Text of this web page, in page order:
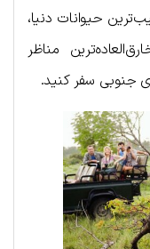
حیوانات دنیا،
مناظر
جنوبی سفر کنید.